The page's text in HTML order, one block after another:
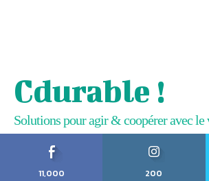
Cdurable !
Solutions pour agir & coopérer avec le
11,000
200